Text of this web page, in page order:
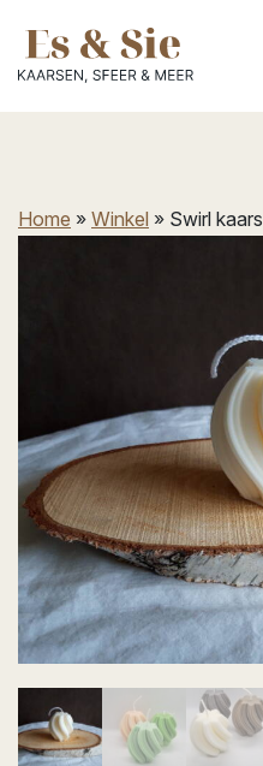
Home » Winkel » Swirl kaars